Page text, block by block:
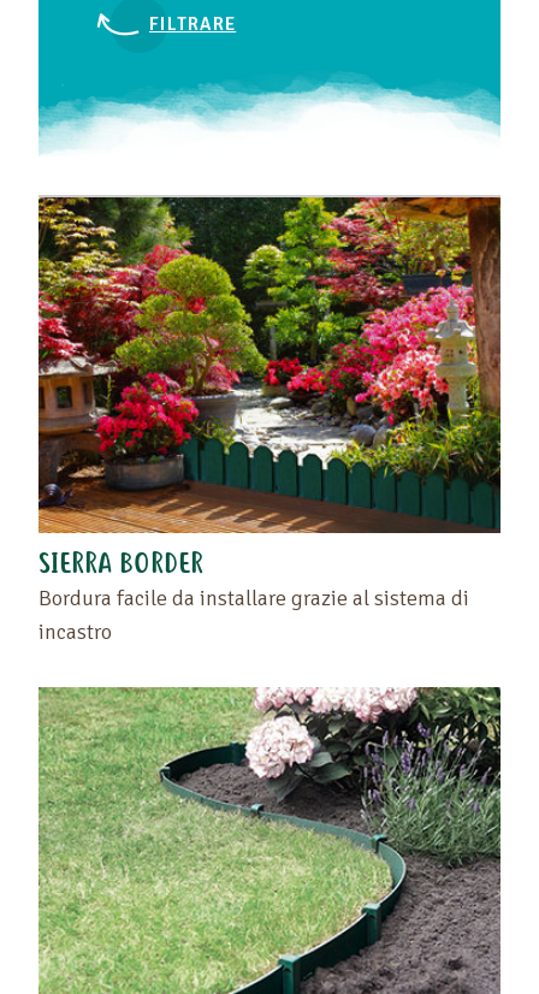
FILTRARE
SIERRA BORDER
Bordura facile da installare grazie al sistema di
incastro